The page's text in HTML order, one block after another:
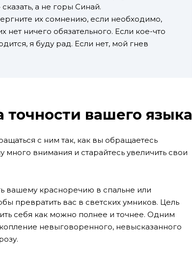
а не горы Синай.
их сомнению, если необходимо,
нет ничего обязательного. Если кое-что
я буду рад. Если нет, мой гнев
точности вашего языка
с ним так, как вы обращаетесь
внимания и старайтесь увеличить свои
вашему красноречию в спальне или
превратить вас в светских умников. Цель
себя как можно полнее и точнее. Одним
невыговоренного, невысказанного